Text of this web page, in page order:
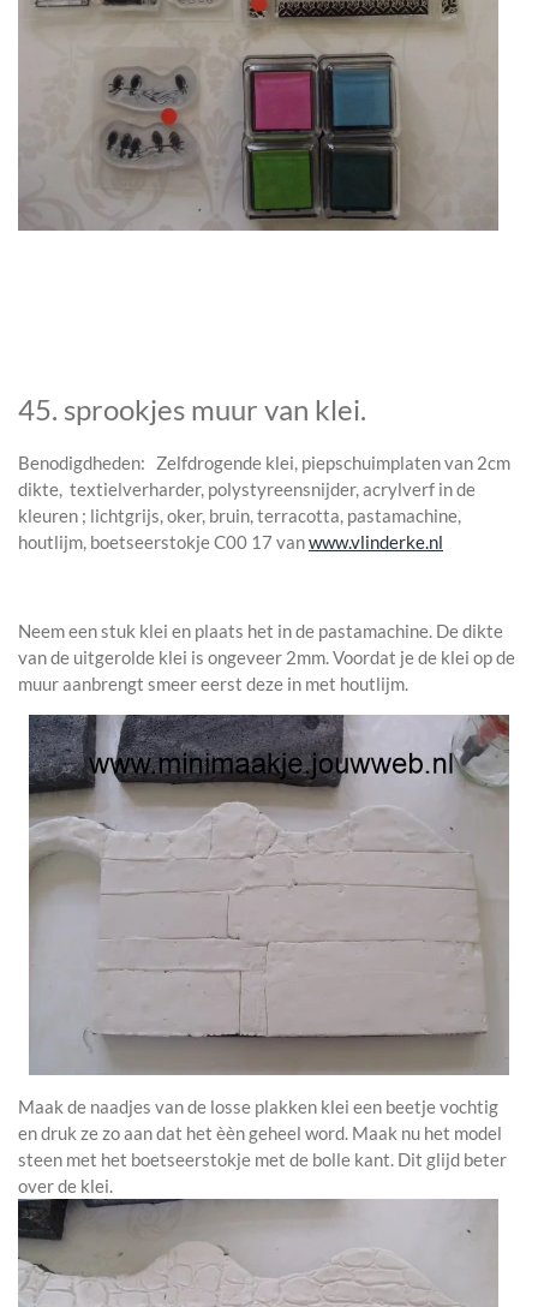
45. sprookjes muur van klei.
Benodigdheden: Zelfdrogende klei, piepschuimplaten van 2cm
dikte, textielverharder, polystyreensnijder, acrylverf in de
kleuren ; lichtgrijs, oker, bruin, terracotta, pastamachine,
houtlijm, boetseerstokje C00 17 vanwww.vlinderke.nl
Neem een stuk klei en plaats het in de pastamachine. De dikte
van de uitgerolde klei is ongeveer 2mm. Voordat je de klei op de
muur aanbrengt smeer eerst deze in met houtlijm.
Maak de naadjes van de losse plakken klei een beetje vochtig
en druk ze zo aan dat het èèn geheel word. Maak nu het model
steen met het boetseerstokje met de bolle kant. Dit glijd beter
over de klei.